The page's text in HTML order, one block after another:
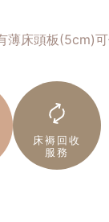
薄床頭板(5cm)
床褥回收
服務